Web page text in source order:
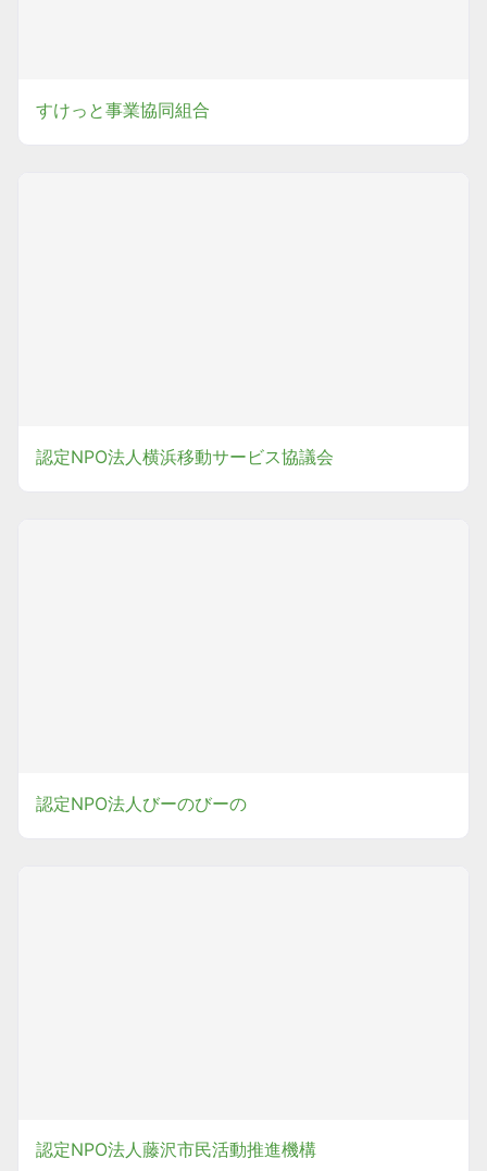
すけっと事業協同組合
認定NPO法人横浜移動サービス協議会
認定NPO法人びーのびーの
認定NPO法人藤沢市民活動推進機構